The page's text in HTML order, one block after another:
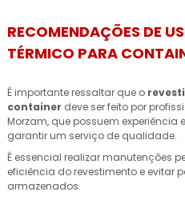
RECOMENDAÇÕES DE
TÉRMICO PARA
É importante ressaltar que o
container deve ser feito por
Morzam, que possuem
garantir um serviço de qualidade.
É essencial realizar manutenções
eficiência do revestimento e evitar
armazenados.